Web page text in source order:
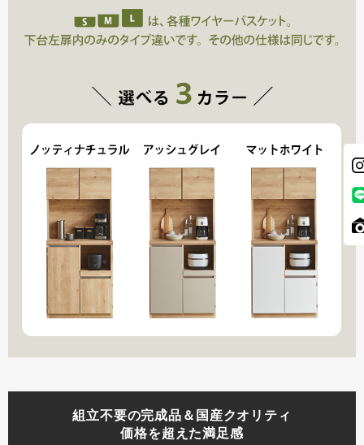
組立不要の完成品＆国産クオリティ
価格を超えた満足感